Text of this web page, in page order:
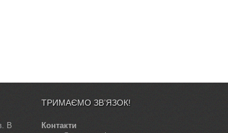
В
ТРИМАЄМО ЗВ’ЯЗОК!
Контакти